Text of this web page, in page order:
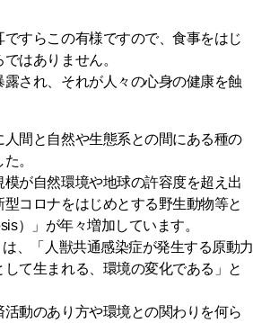
すらこの有様ですので、食事をはじ
はありません。
され、それが人々の心身の健康を蝕
間と自然や生態系との間にある種の
。
が自然環境や地球の許容度を超え出
コロナをはじめとする野生動物等と
）」が年々増加しています。
、「人獣共通感染症が発生する原動力
て生まれる、環境の変化である」と
動のあり方や環境との関わりを何ら